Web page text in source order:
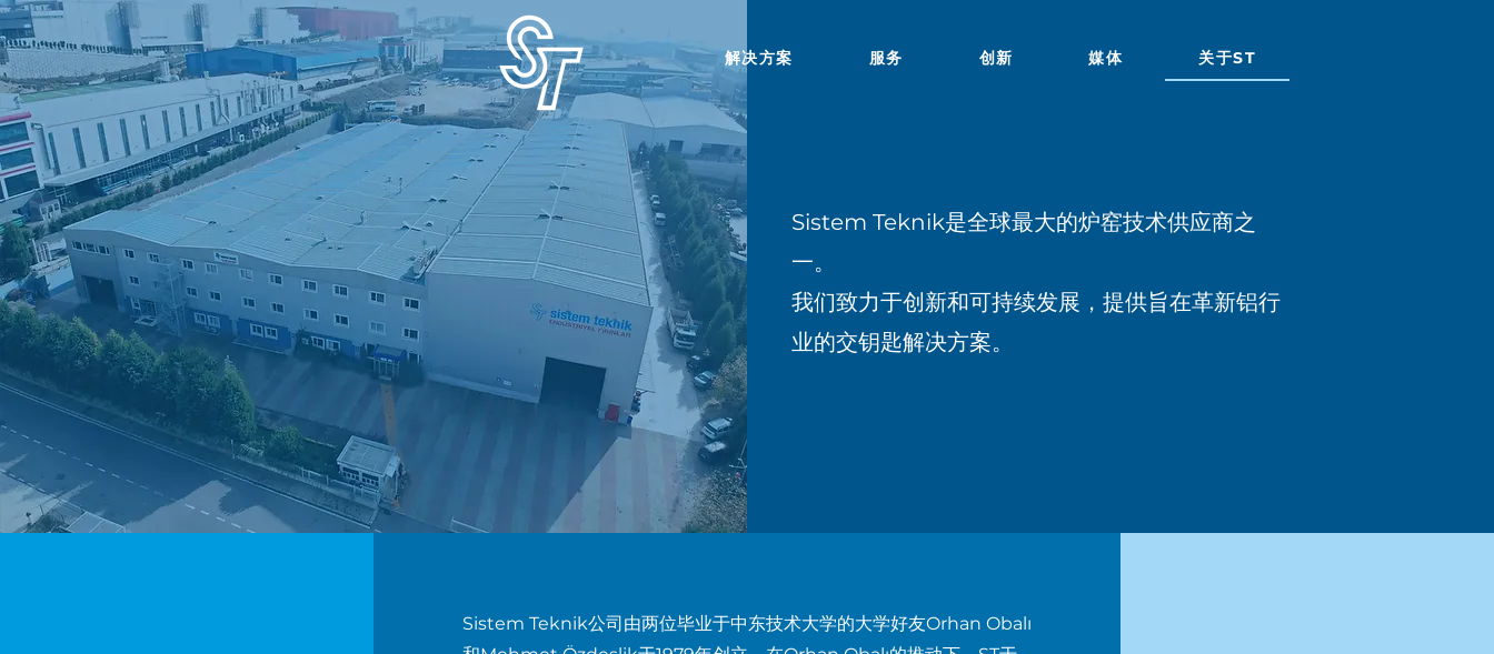
解决方案 服务 创新 媒体 关于ST
Sistem Teknik是全球最大的炉窑技术供应商之
一。
我们致力于创新和可持续发展，提供旨在革新铝行
业的交钥匙解决方案。
Sistem Teknik公司由两位毕业于中东技术大学的大学好友Orhan Obalı